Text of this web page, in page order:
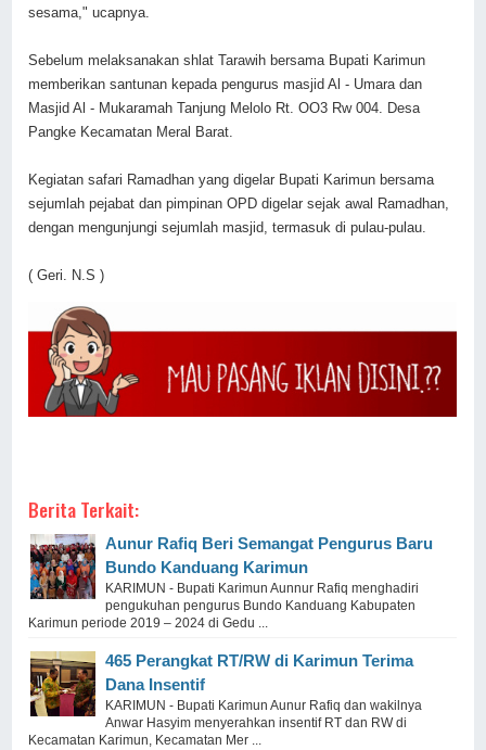
sesama," ucapnya.
Sebelum melaksanakan shlat Tarawih bersama Bupati Karimun
memberikan santunan kepada pengurus masjid Al - Umara dan
Masjid Al - Mukaramah Tanjung Melolo Rt. OO3 Rw 004. Desa
Pangke Kecamatan Meral Barat.
Kegiatan safari Ramadhan yang digelar Bupati Karimun bersama
sejumlah pejabat dan pimpinan OPD digelar sejak awal Ramadhan,
dengan mengunjungi sejumlah masjid, termasuk di pulau-pulau.
( Geri. N.S )
Berita Terkait:
Aunur Rafiq Beri Semangat Pengurus Baru
Bundo Kanduang Karimun
KARIMUN - Bupati Karimun Aunnur Rafiq menghadiri
pengukuhan pengurus Bundo Kanduang Kabupaten
Karimun periode 2019 – 2024 di Gedu ...
465 Perangkat RT/RW di Karimun Terima
Dana Insentif
KARIMUN - Bupati Karimun Aunur Rafiq dan wakilnya
Anwar Hasyim menyerahkan insentif RT dan RW di
Kecamatan Karimun, Kecamatan Mer ...